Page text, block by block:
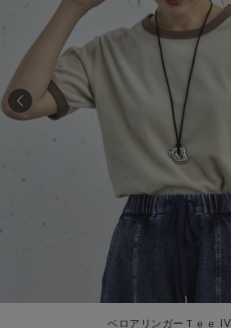
ベロアリンガーＴｅｅ